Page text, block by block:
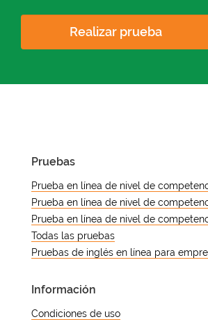
Realizar prueba
Pruebas
Prueba en línea de nivel de
Prueba en línea de nivel de
Prueba en línea de nivel de
Todas las pruebas
Pruebas de inglés en línea para
Información
Condiciones de uso